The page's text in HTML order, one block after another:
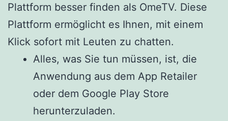
Plattform besser finden als OmeTV. Diese
Plattform ermöglicht es Ihnen, mit einem
Klick sofort mit Leuten zu chatten.
Alles, was Sie tun müssen, ist, die
Anwendung aus dem App Retailer
oder dem Google Play Store
herunterzuladen.